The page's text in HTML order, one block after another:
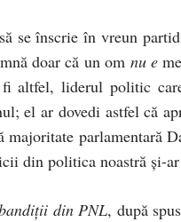
se înscrie în vreun
doar că un om nu e
altfel, liderul politic
el ar dovedi astfel că
parlamentară
din politica noastră și-
din PNL, după